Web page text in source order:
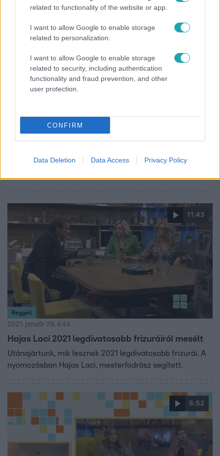
related to functionality of the website or app.
I want to allow Google to enable storage
related to personalization.
I want to allow Google to enable storage
related to security, including authentication
functionality and fraud prevention, and other
user protection.
CONFIRM
Data Deletion Data Access Privacy Policy
Hajas Lacit a tavaszi hajápolási fortélyokról
kérdeztük
akit a tavaszi hajápolás fortélyairól, a szépségipari
11:43
Reggeli
2021. január 29. 6:44
Hajas Laci 2021 legdivatosabb frizuráiról mesélt
Utánajártunk, mik lesznek 2021 legdivatosabb frizurái. A
nyomozásban Hajas Laci, mesterfodrász segített.
6:52